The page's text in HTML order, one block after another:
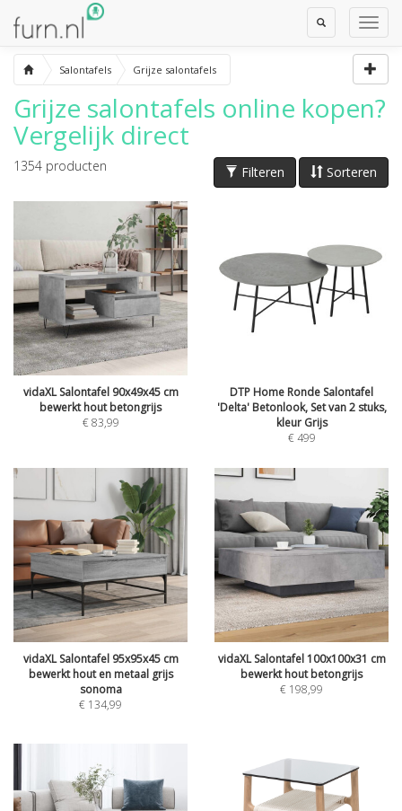
Toggle
Search
Salontafels Grijze salontafels
Grijze salontafels online kopen?
Vergelijk direct
Sorteren
Filteren
1354 producten
vidaXL Salontafel 90x49x45 cm
bewerkt hout betongrijs
€83,99
DTP Home Ronde Salontafel
'Delta' Betonlook, Set van 2 stuks,
kleur Grijs
€499
vidaXL Salontafel 95x95x45 cm
bewerkt hout en metaal grijs
sonoma
€ 134,99
vidaXL Salontafel 100x100x31 cm
bewerkt hout betongrijs
€ 198,99